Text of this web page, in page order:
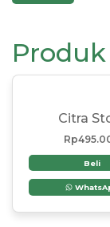
Citra
Rp
Beli